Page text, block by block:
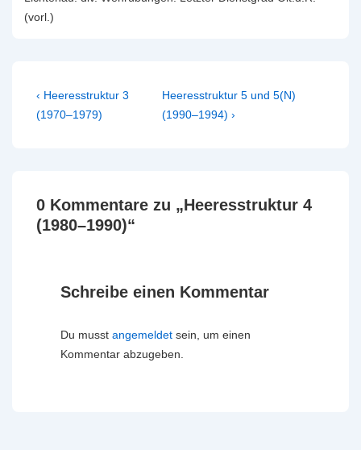
(vorl.)
Beitragsnavigation
Vorheriger
Beitrag
‹ Heeresstruktur 3
(1970–1979)
Nächster
Beitrag
Heeresstruktur 5 und 5(N)
(1990–1994) ›
0 Kommentare zu „Heeresstruktur 4
(1980–1990)“
Schreibe einen Kommentar
Du musst angemeldet sein, um einen
Kommentar abzugeben.